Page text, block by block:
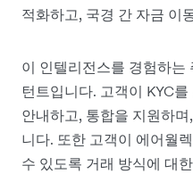
적화하고, 국경 간 자금 이
이 인텔리전스를 경험하는
턴트입니다. 고객이 KYC
안내하고, 통합을 지원하
니다. 또한 고객이 에어월
수 있도록 거래 방식에 대